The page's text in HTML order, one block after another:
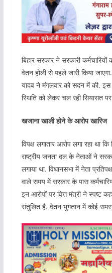
बिहार सरकार ने सरकारी
वेतन होली से पहले जारी किया
यादव ने मंगलवार को सदन में की. इस
स्थिति को लेकर चल रही सियासत पर
खजाना खाली होने के आरोप खारिज
विपक्ष लगातार आरोप लगा रहा था
राष्ट्रीय जनता दल के नेताओं ने
लगाया था. विधानसभा में नेता
वाले समय में सरकार के पास
इन आरोपों पर वित्त मंत्री ने स्पष्ट
संतुलित है. वेतन भुगतान में कोई